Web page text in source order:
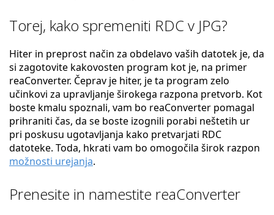
Torej, kako spremeniti RDC v JPG?
Hiter in preprost način za obdelavo vaših datotek je, da
si zagotovite kakovosten program kot je, na primer
reaConverter. Čeprav je hiter, je ta program zelo
učinkovi za upravljanje širokega razpona pretvorb. Kot
boste kmalu spoznali, vam bo reaConverter pomagal
prihraniti čas, da se boste izognili porabi neštetih ur
pri poskusu ugotavljanja kako pretvarjati RDC
datoteke. Toda, hkrati vam bo omogočila širok razpon
možnosti urejanja.
Prenesite in namestite reaConverter